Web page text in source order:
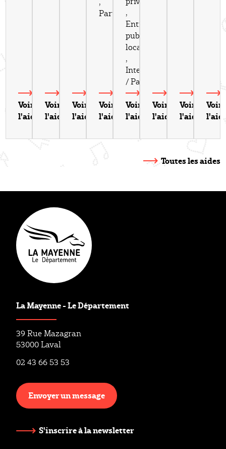
Voir
l'aide
Voir
l'aide
Voir
l'aide
Particuliers
Voir
l'aide
,
Entreprises
publiques
locales
,
Intercommunalités
/ Pays
Voir
l'aide
Voir
l'aide
Voir
l'aide
Voir
Toutes les aides
La Mayenne - Le Département
39 Rue Mazagran
53000 Laval
02 43 66 53 53
Envoyer un message
S'inscrire à la newsletter